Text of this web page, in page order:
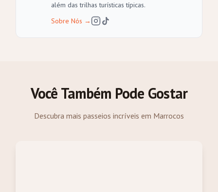
além das trilhas turísticas típicas.
Sobre Nós →
Você Também Pode Gostar
Descubra mais passeios incríveis em Marrocos